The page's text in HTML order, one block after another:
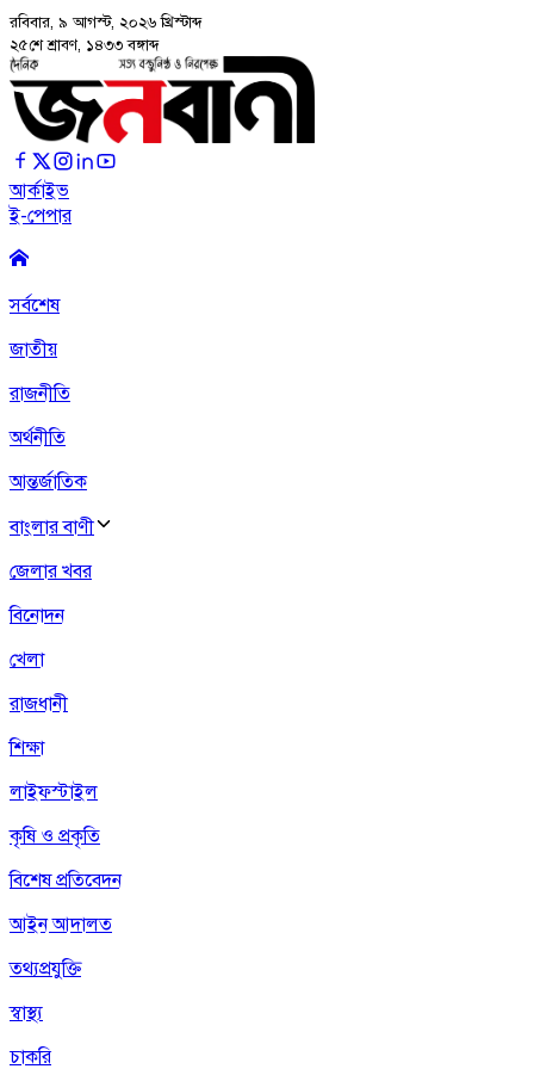
রবিবার, ৯ আগস্ট, ২০২৬ খ্রিস্টাব্দ
২৫শে শ্রাবণ, ১৪৩৩ বঙ্গাব্দ
আর্কাইভ
ই-পেপার
সর্বশেষ
জাতীয়
রাজনীতি
অর্থনীতি
আন্তর্জাতিক
বাংলার বাণী
জেলার খবর
বিনোদন
খেলা
রাজধানী
শিক্ষা
লাইফস্টাইল
কৃষি ও প্রকৃতি
বিশেষ প্রতিবেদন
আইন আদালত
তথ্যপ্রযুক্তি
স্বাস্থ্য
চাকরি